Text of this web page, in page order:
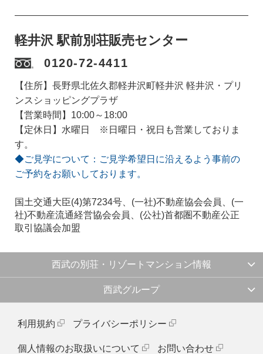
軽井沢 駅前別荘販売センター
0120-72-4411
【住所】長野県北佐久郡軽井沢町軽井沢 軽井沢・プリ
ンスショッピングプラザ
【営業時間】10:00～18:00
【定休日】水曜日 ※日曜日・祝日も営業しておりま
す。
◆ご見学について：ご見学希望日に沿えるよう事前の
ご予約をお願いしております。
国土交通大臣(4)第7234号、(一社)不動産協会会員、(一
社)不動産流通経営協会会員、(公社)首都圏不動産公正
取引協議会加盟
西武の別荘・リゾートマンション情報
西武グループ
利用規約 プライバシーポリシー
個人情報のお取扱いについて お問い合わせ